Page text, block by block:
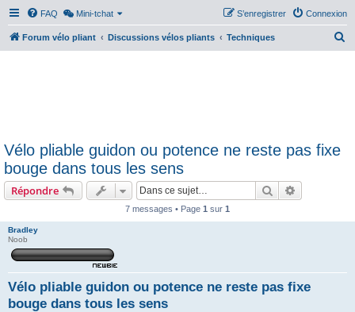
FAQ Mini-tchat Connexion
S’enregistrer
Forum vélo pliant Discussions vélos pliants Techniques
Vélo pliable guidon ou potence ne reste pas fixe
bouge dans tous les sens
Répondre Rechercher
7 messages • Page 1 sur 1
Bradley
Noob
Vélo pliable guidon ou potence ne reste pas fixe
bouge dans tous les sens